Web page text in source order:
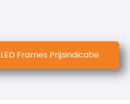
Frames Prijsindicatie